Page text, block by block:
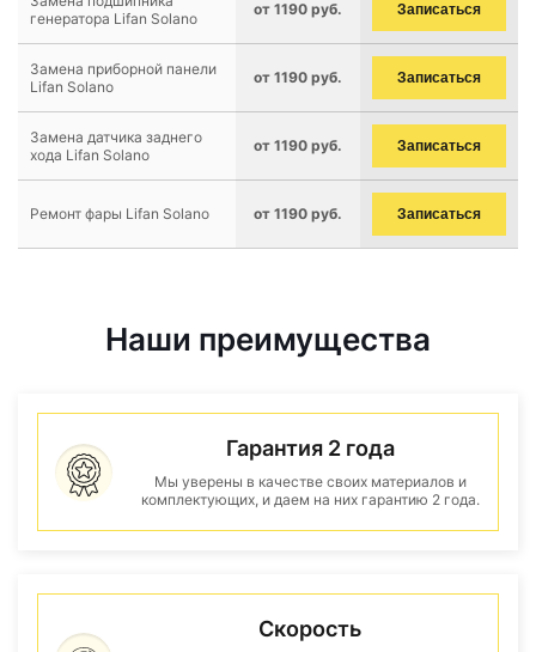
генератора Lifan Solano
от 1190 руб. Записаться
Замена приборной панели
Lifan Solano
от 1190 руб. Записаться
Замена датчика заднего
хода Lifan Solano
от 1190 руб. Записаться
Ремонт фары Lifan Solano от 1190 руб. Записаться
Наши преимущества
Гарантия 2 года
Мы уверены в качестве своих материалов и
комплектующих, и даем на них гарантию 2 года.
Скорость